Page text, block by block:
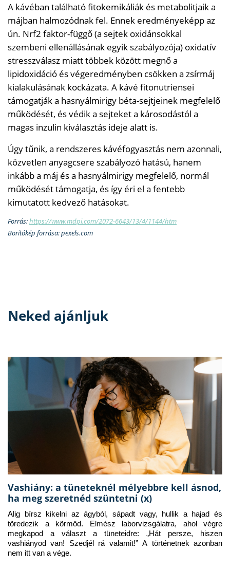
A kávéban található fitokemikáliák és metabolitjaik a
májban halmozódnak fel. Ennek eredményeképp az
ún. Nrf2 faktor-függő (a sejtek oxidánsokkal
szembeni ellenállásának egyik szabályozója) oxidatív
stresszválasz miatt többek között megnő a
lipidoxidáció és végeredményben csökken a zsírmáj
kialakulásának kockázata. A kávé fitonutriensei
támogatják a hasnyálmirigy béta-sejtjeinek megfelelő
működését, és védik a sejteket a károsodástól a
magas inzulin kiválasztás ideje alatt is.
Úgy tűnik, a rendszeres kávéfogyasztás nem azonnali,
közvetlen anyagcsere szabályozó hatású, hanem
inkább a máj és a hasnyálmirigy megfelelő, normál
működését támogatja, és így éri el a fentebb
kimutatott kedvező hatásokat.
Forrás:https://www.mdpi.com/2072-6643/13/4/1144/htm
Borítókép forrása: pexels.com
Neked ajánljuk
Vashiány: a tüneteknél mélyebbre kell ásnod,
ha meg szeretnéd szüntetni (x)
Alig bírsz kikelni az ágyból, sápadt vagy, hullik a hajad és
töredezik a körmöd. Elmész laborvizsgálatra, ahol végre
megkapod a választ a tüneteidre: „Hát persze, hiszen
vashiányod van! Szedjél rá valamit!” A történetnek azonban
nem itt van a vége.